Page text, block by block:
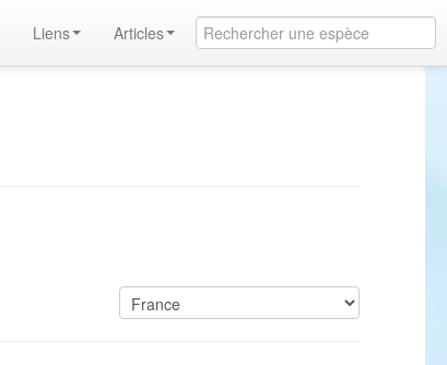
Liens Articles